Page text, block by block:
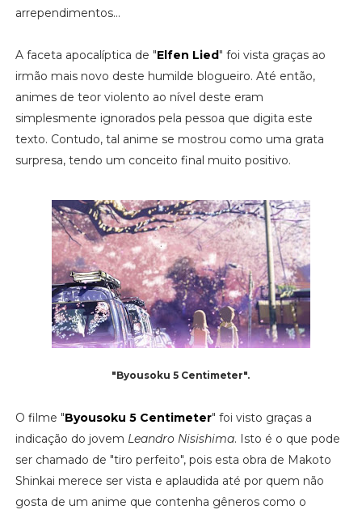
arrependimentos...
A faceta apocalíptica de "Elfen Lied" foi vista graças ao
irmão mais novo deste humilde blogueiro. Até então,
animes de teor violento ao nível deste eram
simplesmente ignorados pela pessoa que digita este
texto. Contudo, tal anime se mostrou como uma grata
surpresa, tendo um conceito final muito positivo.
"Byousoku 5 Centimeter".
O filme "Byousoku 5 Centimeter" foi visto graças a
indicação do jovem Leandro Nisishima. Isto é o que pode
ser chamado de "tiro perfeito", pois esta obra de Makoto
Shinkai merece ser vista e aplaudida até por quem não
gosta de um anime que contenha gêneros como o